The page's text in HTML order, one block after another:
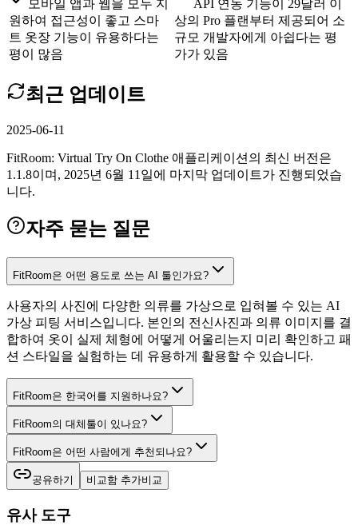
모바일 앱과 웹을 모두 지
원하여 접근성이 좋고 스마
트 옷장 기능이 유용하다는
평이 많음
API 연동 기능이 29달러 이
상의 Pro 플랜부터 제공되어 소
규모 개발자에게 아쉽다는 평
가가 있음
최근 업데이트
2025-06-11
FitRoom: Virtual Try On Clothe 애플리케이션의 최신 버전은
1.1.8이며, 2025년 6월 11일에 마지막 업데이트가 진행되었습
니다.
자주 묻는 질문
FitRoom은 어떤 용도로 쓰는 AI 툴인가요?
사용자의 사진에 다양한 의류를 가상으로 입혀볼 수 있는 AI
가상 피팅 서비스입니다. 본인의 전신사진과 의류 이미지를 결
합하여 옷이 실제 체형에 어떻게 어울리는지 미리 확인하고 패
션 스타일을 실험하는 데 유용하게 활용할 수 있습니다.
FitRoom은 한국어를 지원하나요?
FitRoom의 대체툴이 있나요?
FitRoom은 어떤 사람에게 추천되나요?
공유하기 비교함 추가비교
유사 도구